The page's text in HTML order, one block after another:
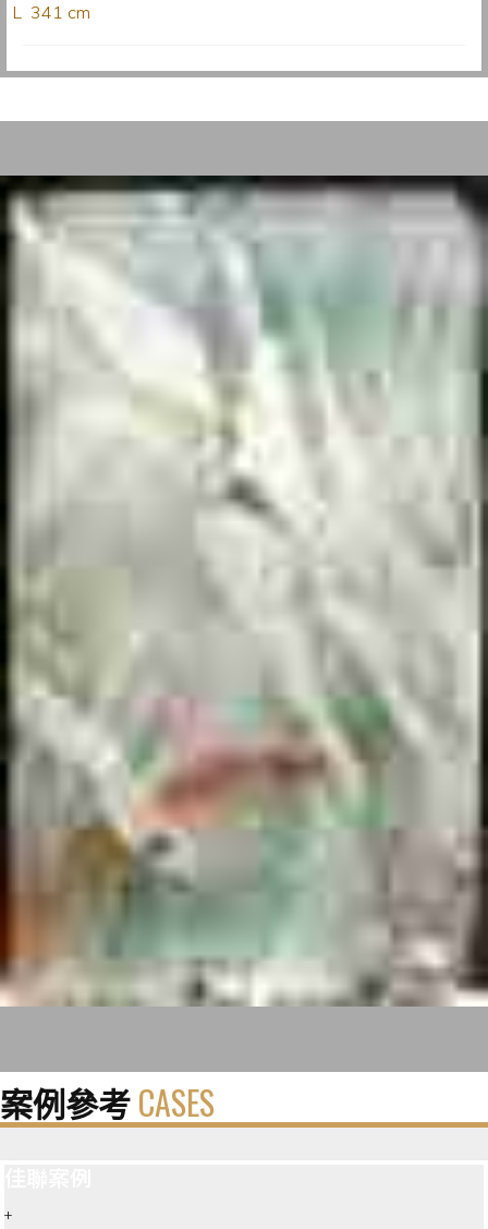
L 341 cm
案例參考CASES
+